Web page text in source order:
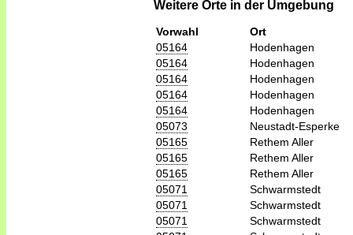
Weitere Orte in der Umgebung
Vorwahl
Ort
05164
Hodenhagen
05164
Hodenhagen
05164
Hodenhagen
05164
Hodenhagen
05164
Hodenhagen
05073
Neustadt-Esperke
05165
Rethem Aller
05165
Rethem Aller
05165
Rethem Aller
05071
Schwarmstedt
05071
Schwarmstedt
05071
Schwarmstedt